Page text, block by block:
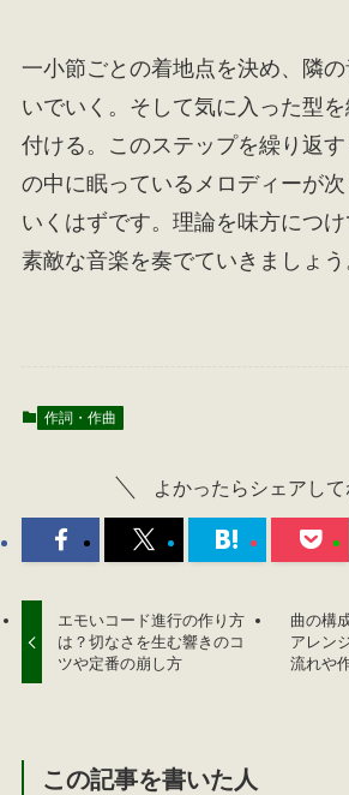
一小節ごとの着地点を決め、隣
いでいく。そして気に入った型
付ける。このステップを繰り返
の中に眠っているメロディーが
いくはずです。理論を味方につ
素敵な音楽を奏でていきましょう
作詞・作曲
よかったらシェアして
エモいコード進行の作り方
は？切なさを生む響きのコ
ツや定番の崩し方
曲の構
アレン
流れや
この記事を書いた人